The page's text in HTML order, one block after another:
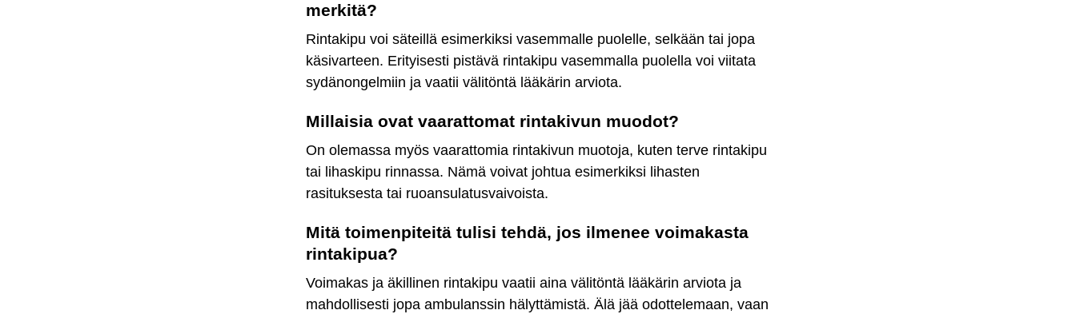
merkitä?
Rintakipu voi säteillä esimerkiksi vasemmalle puolelle, selkään tai jopa
käsivarteen. Erityisesti pistävä rintakipu vasemmalla puolella voi viitata
sydänongelmiin ja vaatii välitöntä lääkärin arviota.
Millaisia ovat vaarattomat rintakivun muodot?
On olemassa myös vaarattomia rintakivun muotoja, kuten terve rintakipu
tai lihaskipu rinnassa. Nämä voivat johtua esimerkiksi lihasten
rasituksesta tai ruoansulatusvaivoista.
Mitä toimenpiteitä tulisi tehdä, jos ilmenee voimakasta
rintakipua?
Voimakas ja äkillinen rintakipu vaatii aina välitöntä lääkärin arviota ja
mahdollisesti jopa ambulanssin hälyttämistä. Älä jää odottelemaan, vaan